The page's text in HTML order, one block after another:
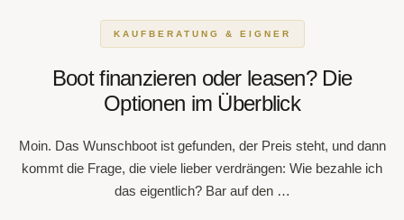
KAUFBERATUNG & EIGNER
Boot finanzieren oder leasen? Die
Optionen im Überblick
Moin. Das Wunschboot ist gefunden, der Preis steht, und
dann kommt die Frage, die viele lieber verdrängen: Wie
bezahle ich das eigentlich? Bar auf den …